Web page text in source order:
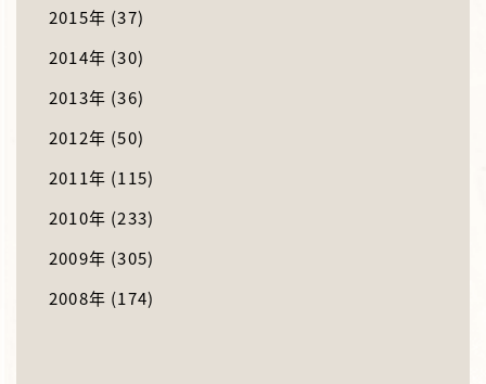
2015年 (37)
2014年 (30)
2013年 (36)
2012年 (50)
2011年 (115)
2010年 (233)
2009年 (305)
2008年 (174)